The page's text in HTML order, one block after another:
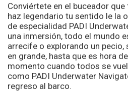
Conviértete en el buceador
haz legendario tu sentido le la
de especialidad PADI
una inmersión, todo el mundo
arrecife o explorando un pecio,
en grande, hasta que es hora
momento cuando todos se
como PADI Underwater
regreso al barco.